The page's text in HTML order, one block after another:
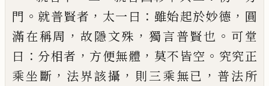
門 。 就普賢者 ， 太一 曰 ： 雖始起於妙德 ， 圓
滿在稱周 ， 故隱文殊 ， 獨言普賢也 。 可堂
曰 ： 分相者 ， 方便無體 ， 莫不皆空 。 究究正
乘坐斷 ， 法界該攝 ， 則三乘無已 ， 普法所